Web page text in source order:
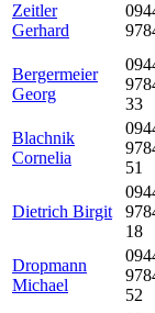
Zeitler
Gerhard
Bergermeier
Georg
33
Blachnik
Cornelia
51
Dietrich Birgit
18
Dropmann
Michael
52